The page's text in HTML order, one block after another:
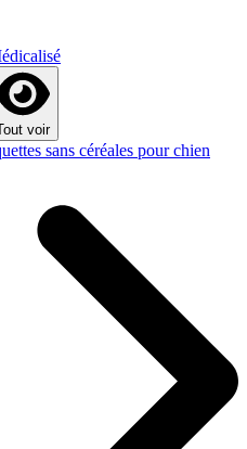
voir
sans céréales pour chien